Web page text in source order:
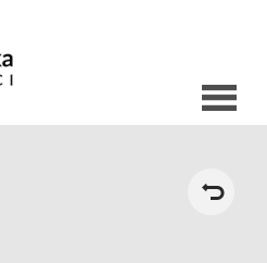
główna
O nas